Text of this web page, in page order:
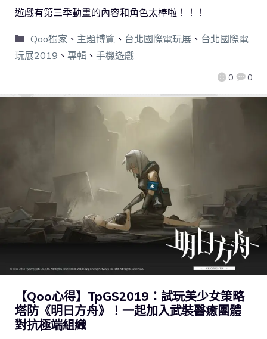
0 0
遊戲有第三季動畫的內容和角色太棒啦！！！
Qoo獨家 、 主題博覽 、 台北國際電玩展、 台北國際電
玩展2019 、 專輯 、 手機遊戲
【Qoo心得】TpGS2019：試玩美少女策略
塔防《明日方舟》！一起加入武裝醫癒團體
對抗極端組織